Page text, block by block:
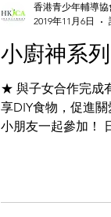
小廚神系
★ 與子女合作完成
享DIY食物，促進
小朋友一起參加！
香港青少年輔導協
2019年11月6日